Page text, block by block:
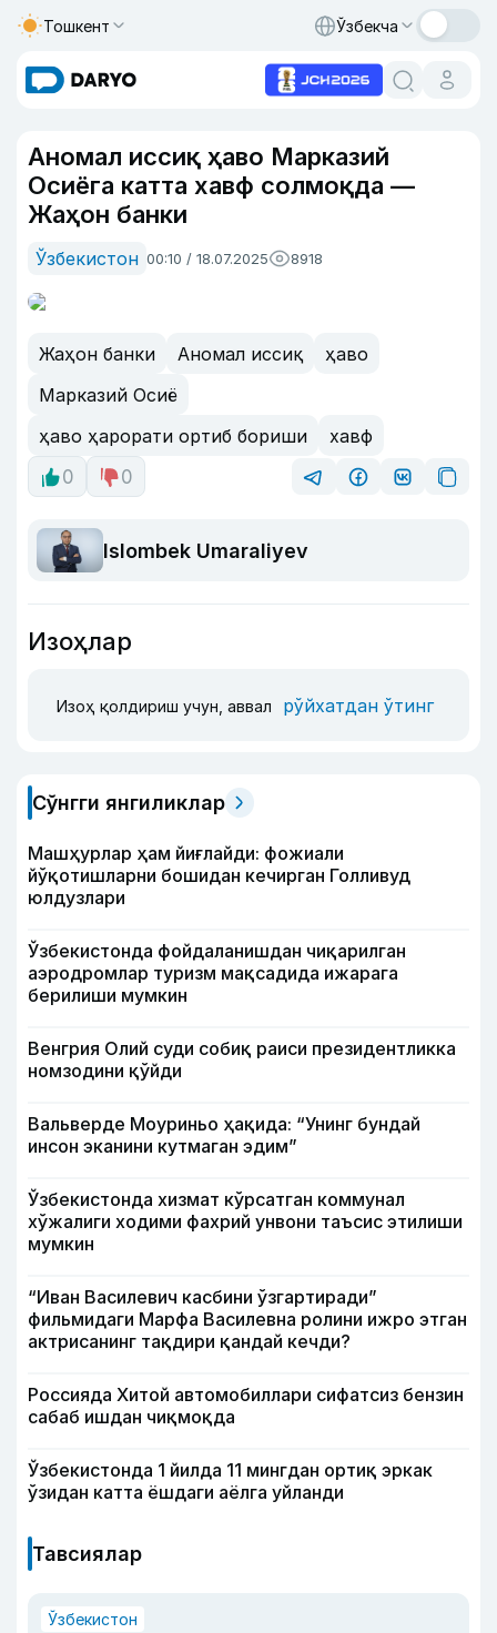
Тошкент Ўзбекча
Аномал иссиқ ҳаво Марказий
Осиёга катта хавф солмоқда —
Жаҳон банки
Ўзбекистон 00:10 / 18.07.2025 8918
Жаҳон банки Аномал иссиқ
ҳаво
Марказий Осиё
ҳаво ҳарорати ортиб бориши
хавф
0
0
Islombek Umaraliyev
Изоҳлар
Изоҳ қолдириш учун, аввал рўйхатдан ўтинг
Сўнгги янгиликлар
Машҳурлар ҳам йиғлайди: фожиали
йўқотишларни бошидан кечирган Голливуд
юлдузлари
Ўзбекистонда фойдаланишдан чиқарилган
аэродромлар туризм мақсадида ижарага
берилиши мумкин
Венгрия Олий суди собиқ раиси президентликка
номзодини қўйди
Вальверде Моуриньо ҳақида: “Унинг бундай
инсон эканини кутмаган эдим”
Ўзбекистонда хизмат кўрсатган коммунал
хўжалиги ходими фахрий унвони таъсис этилиши
мумкин
“Иван Василевич касбини ўзгартиради”
фильмидаги Марфа Василевна ролини ижро этган
актрисанинг тақдири қандай кечди?
Россияда Хитой автомобиллари сифатсиз бензин
сабаб ишдан чиқмоқда
Ўзбекистонда 1 йилда 11 мингдан ортиқ эркак
ўзидан катта ёшдаги аёлга уйланди
Тавсиялар
Ўзбекистон